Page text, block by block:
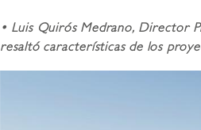
• Luis Quirós Medrano, Director
resaltó características de los